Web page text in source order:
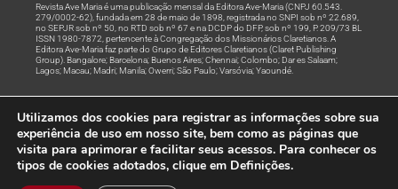
Revista Ave Maria é uma publicação mensal da Editora Ave-Maria (CNPJ 60.543.
279/0002-62), fundada em 28 de maio de 1898, registrada no SNPI sob nº 22.689,
no SEPJR sob nº 50, no RTD sob nº 67 e na DCDP do DFP, sob nº 199, P. 209/73 BL
ISSN 1980-7872, pertencente à Congregação dos Missionários Claretianos. A
Editora Ave-Maria faz parte do Grupo de Editores Claretianos (Claret Publishing
Group). Bangalore; Barcelona; Buenos Aires; Chennai; Colombo; Dar es Salaam;
Lagos; Macau; Madri; Manila; Owerri; São Paulo; Varsóvia; Yaoundé.
Rede
© Todos os Direitos Reservados
Utilizamos dos cookies para registrar as informações sobre sua
experiência de uso em nosso site, bem como as páginas que
visita para aprimorar e facilitar seus acessos. Para conhecer os
tipos de cookies adotados, clique em Definições.